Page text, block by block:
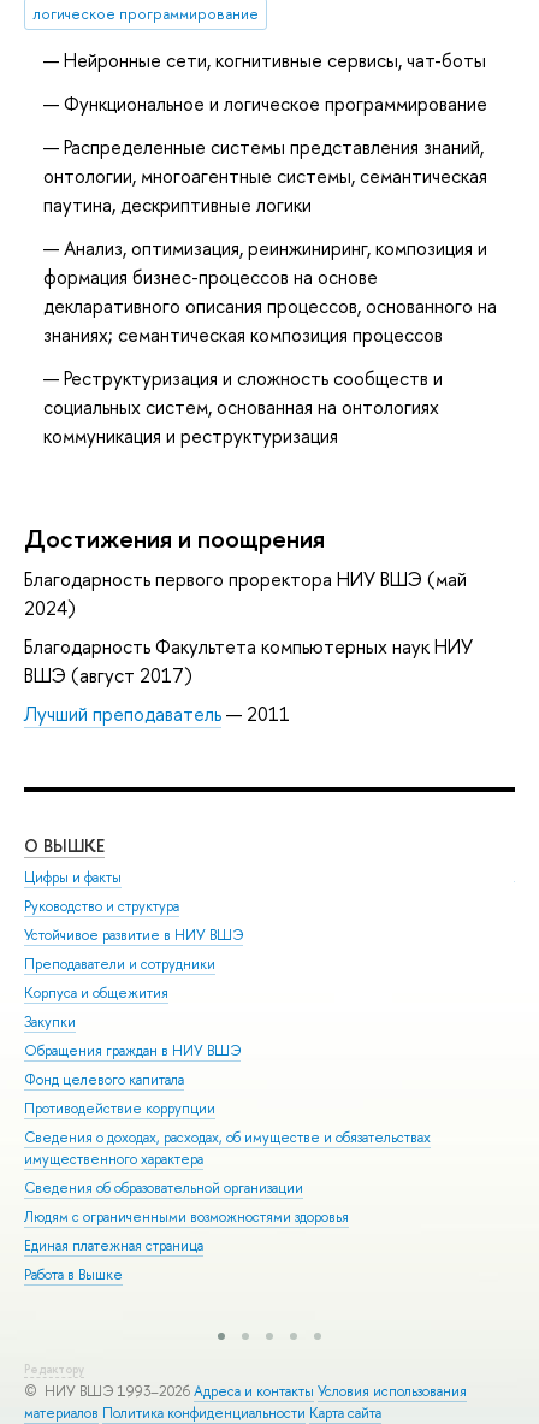
логическое программирование
Нейронные сети, когнитивные сервисы, чат-боты
Функциональное и логическое программирование
Распределенные системы представления знаний,
онтологии, многоагентные системы, семантическая
паутина, дескриптивные логики
Анализ, оптимизация, реинжиниринг, композиция и
формация бизнес-процессов на основе
декларативного описания процессов, основанного на
знаниях; семантическая композиция процессов
Реструктуризация и сложность сообществ и
социальных систем, основанная на онтологиях
коммуникация и реструктуризация
Достижения и поощрения
Благодарность первого проректора НИУ ВШЭ (май
2024)
Благодарность Факультета компьютерных наук НИУ
ВШЭ (август 2017)
Лучший преподаватель— 2011
О ВЫШКЕ
Цифры и факты
Руководство и структура
Устойчивое развитие в НИУ ВШЭ
Преподаватели и сотрудники
Корпуса и общежития
Закупки
Обращения граждан в НИУ ВШЭ
Фонд целевого капитала
Противодействие коррупции
Сведения о доходах, расходах, об имуществе и обязательствах
имущественного характера
Сведения об образовательной организации
Людям с ограниченными возможностями здоровья
Единая платежная страница
Работа в Вышке
Редактору
© НИУ ВШЭ 1993–2026Адреса и контакты Условия использования
материалов Политика конфиденциальности Карта сайта